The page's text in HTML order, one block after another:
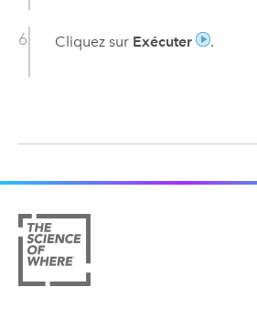
Cliquez sur Exécuter .